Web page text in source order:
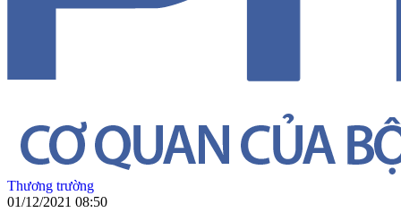
Thương trường
01/12/2021 08:50